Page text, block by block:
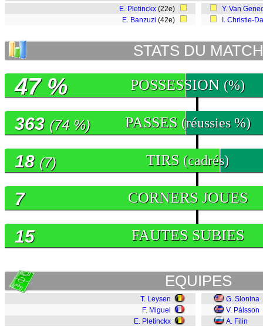
E. Pletinckx (22e)
E. Banzuzi (42e)
Y. Van
I. Christie-
STATS DU MATCH
POSSESSION (%)
47 %
PASSES (réussies %)
363 (74 %)
TIRS (cadrés)
18 (7)
CORNERS JOUES
7
FAUTES SUBIES
15
EQUIPES
T. Leysen
F. Miguel
E. Pletinckx
G. Slonina
V. Pálsson
A. Filin